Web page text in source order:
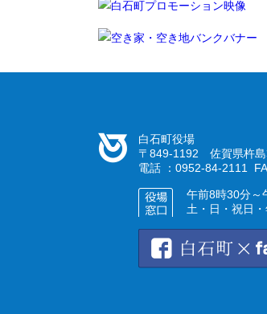
白石町役場
〒849-1192 佐賀県杵島
電話 ：0952-84-2111
午前8時30分～
土・日・祝日